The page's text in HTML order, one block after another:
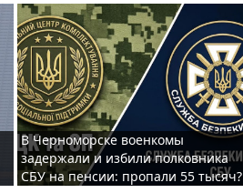
В Черноморске военкомы
задержали и избили полковника
СБУ на пенсии: пропали 55 тысяч?